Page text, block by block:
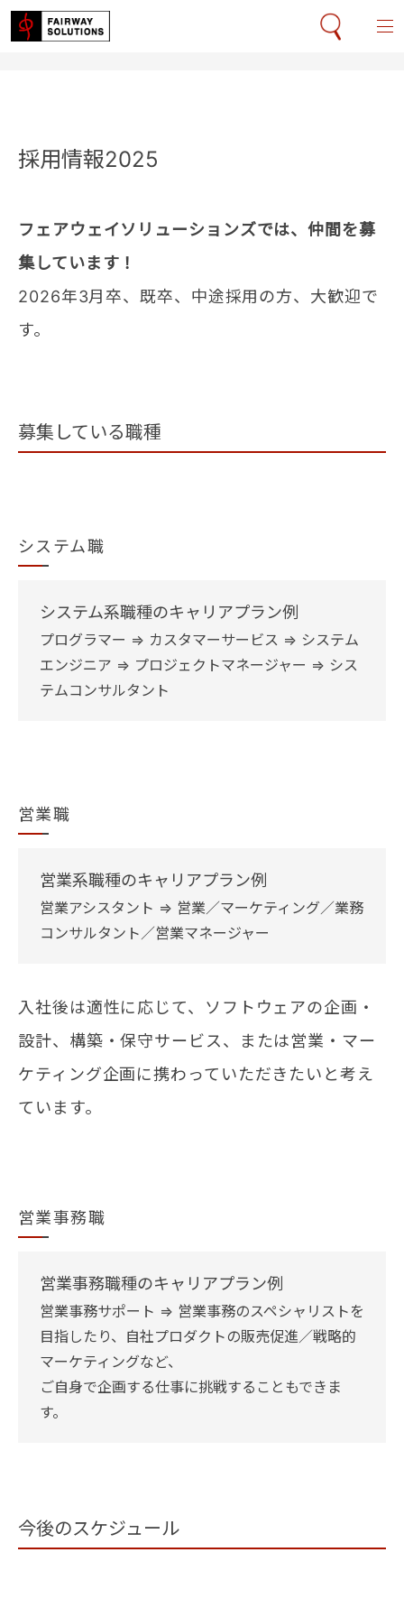
採用情報2025
フェアウェイソリューションズでは、仲間を募
集しています！
2026年3月卒、既卒、中途採用の方、大歓迎で
す。
募集している職種
システム職
システム系職種のキャリアプラン例
プログラマー ⇒ カスタマーサービス ⇒ システム
エンジニア ⇒ プロジェクトマネージャー ⇒ シス
テムコンサルタント
営業職
営業系職種のキャリアプラン例
営業アシスタント ⇒ 営業／マーケティング／業務
コンサルタント／営業マネージャー
入社後は適性に応じて、ソフトウェアの企画・
設計、構築・保守サービス、または営業・マー
ケティング企画に携わっていただきたいと考え
ています。
営業事務職
営業事務職種のキャリアプラン例
営業事務サポート ⇒ 営業事務のスペシャリストを
目指したり、自社プロダクトの販売促進／戦略的
マーケティングなど、
ご自身で企画する仕事に挑戦することもできま
す。
今後のスケジュール